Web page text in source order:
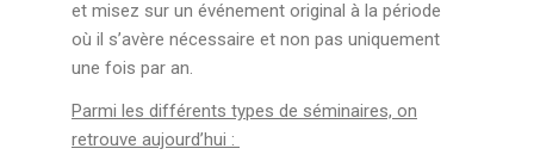
et misez sur un événement original à la période
où il s’avère nécessaire et non pas uniquement
une fois par an.
Parmi les différents types de séminaires, on
retrouve aujourd’hui :